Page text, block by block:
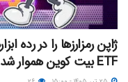
ژاپن رمزارزها را در رده
ETF بیت کوین هموار شد!